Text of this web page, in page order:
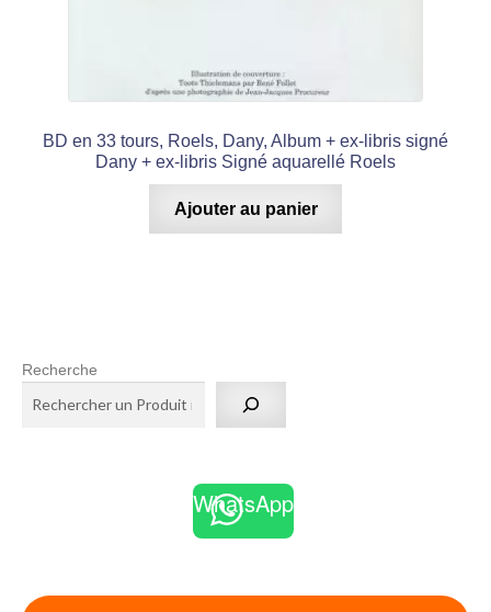
BD en 33 tours, Roels, Dany, Album + ex-libris signé
Dany + ex-libris Signé aquarellé Roels
Ajouter au panier
Recherche
WhatsApp